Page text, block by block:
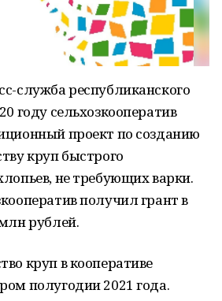
служба республиканского
году сельхозкооператив
проект по созданию
круп быстрого
не требующих варки.
получил грант в
рублей.
круп в кооперативе
полугодии 2021 года.